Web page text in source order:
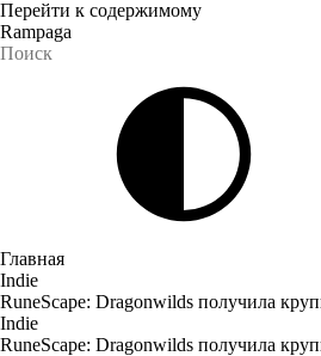
Перейти к содержимому
Rampaga
Главная
Indie
RuneScape: Dragonwilds получила
Indie
RuneScape: Dragonwilds получила